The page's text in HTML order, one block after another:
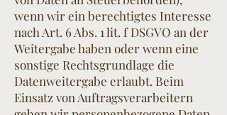
wenn wir ein berechtigtes Interesse
nach Art. 6 Abs. 1 lit. f DSGVO an der
Weitergabe haben oder wenn eine
sonstige Rechtsgrundlage die
Datenweitergabe erlaubt. Beim
Einsatz von Auftragsverarbeitern